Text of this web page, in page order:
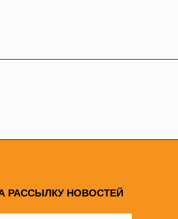
РАССЫЛКУ НОВОСТЕЙ